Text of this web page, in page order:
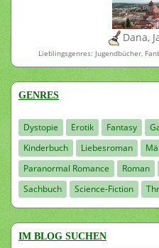
Dana,
Lieblingsgenres: Jugendbücher,
GENRES
Dystopie Erotik Fantasy
Kinderbuch
Liebesroman
Paranormal Romance
Roman
Sachbuch
Science-Fiction
IM BLOG SUCHEN